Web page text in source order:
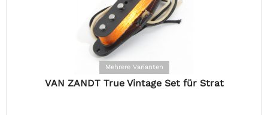
Mehrere Varianten
VAN ZANDT True Vintage Set für Strat